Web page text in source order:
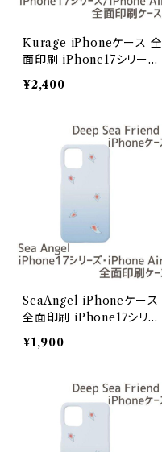
Kurage iPhoneケース 全
面印刷 iPhone17シリーズ
/ iPhoneAir【Deep Sea F
riends】/iPhone17ProMa
¥2,400
SeaAngel iPhoneケース
全面印刷 iPhone17シリー
ズ / iPhoneAir【Deep Se
a Friends】/iPhone17
¥1,900